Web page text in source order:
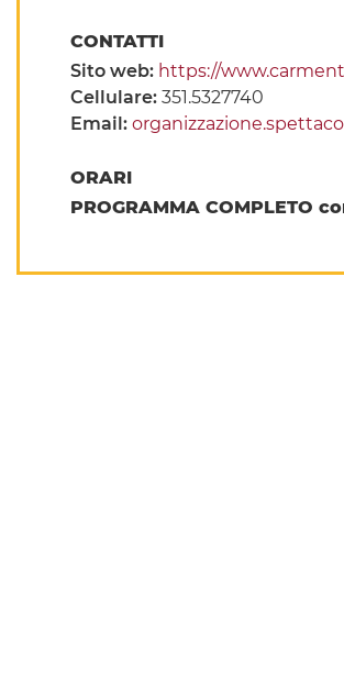
CONTATTI
Sito web: https://
Cellulare: 351.5327740
Email:
ORARI
PROGRAMMA COMPLETO